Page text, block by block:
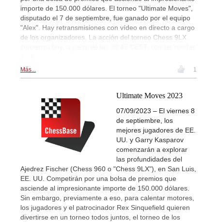
importe de 150.000 dólares. El torneo "Ultimate Moves",
disputado el 7 de septiembre, fue ganado por el equipo
"Alex". Hay retransmisiones con vídeo en directo a cargo
de los organizadores. La acción del torneo Chess 9LX
Más... 1
Ultimate Moves 2023
07/09/2023 – El viernes 8
de septiembre, los
mejores jugadores de EE.
UU. y Garry Kasparov
comenzarán a explorar
las profundidades del
Ajedrez Fischer (Chess 960 o "Chess 9LX"), en San Luis,
EE. UU. Competirán por una bolsa de premios que
asciende al impresionante importe de 150.000 dólares.
Sin embargo, previamente a eso, para calentar motores,
los jugadores y el patrocinador Rex Sinquefield quieren
divertirse en un torneo todos juntos, el torneo de los